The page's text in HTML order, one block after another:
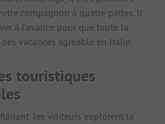
compagnon à quatre pattes. Il
à l'avance pour que toute la
vacances agréable en Italie.
touristiques
les visiteurs explorent la